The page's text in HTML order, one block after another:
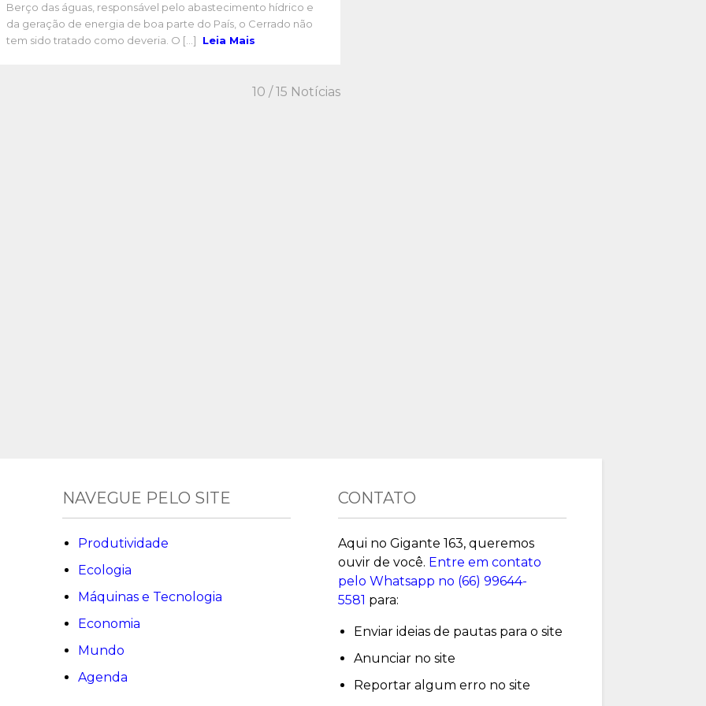
Berço das águas, responsável pelo abastecimento hídrico e
da geração de energia de boa parte do País, o Cerrado não
tem sido tratado como deveria. O [...]
Leia Mais
10 / 15 Notícias
NAVEGUE PELO SITE
Produtividade
Ecologia
Máquinas e Tecnologia
Economia
Mundo
Agenda
CONTATO
Aqui no Gigante 163, queremos
ouvir de você. Entre em contato
pelo Whatsapp no (66) 99644-
5581 para:
Enviar ideias de pautas para o site
Anunciar no site
Reportar algum erro no site